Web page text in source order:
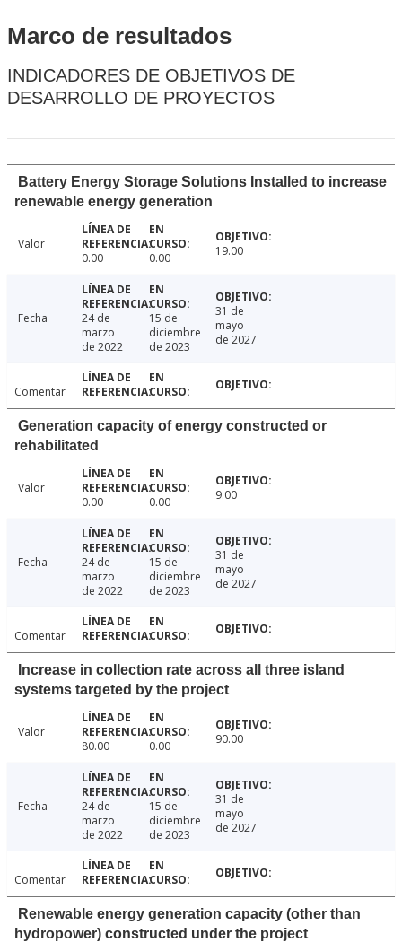
Marco de resultados
INDICADORES DE OBJETIVOS DE
DESARROLLO DE PROYECTOS
Battery Energy Storage Solutions Installed to increase
renewable energy generation
Valor
0.00
0.00 19.00
Fecha
24 de
marzo
de 2022
15 de
diciembre
de 2023
31 de
mayo
de 2027
Comentar
Generation capacity of energy constructed or
rehabilitated
Valor
0.00
0.00 9.00
Fecha
24 de
marzo
de 2022
15 de
diciembre
de 2023
31 de
mayo
de 2027
Comentar
Increase in collection rate across all three island
systems targeted by the project
Valor
80.00
0.00 90.00
Fecha
24 de
marzo
de 2022
15 de
diciembre
de 2023
31 de
mayo
de 2027
Comentar
Renewable energy generation capacity (other than
hydropower) constructed under the project